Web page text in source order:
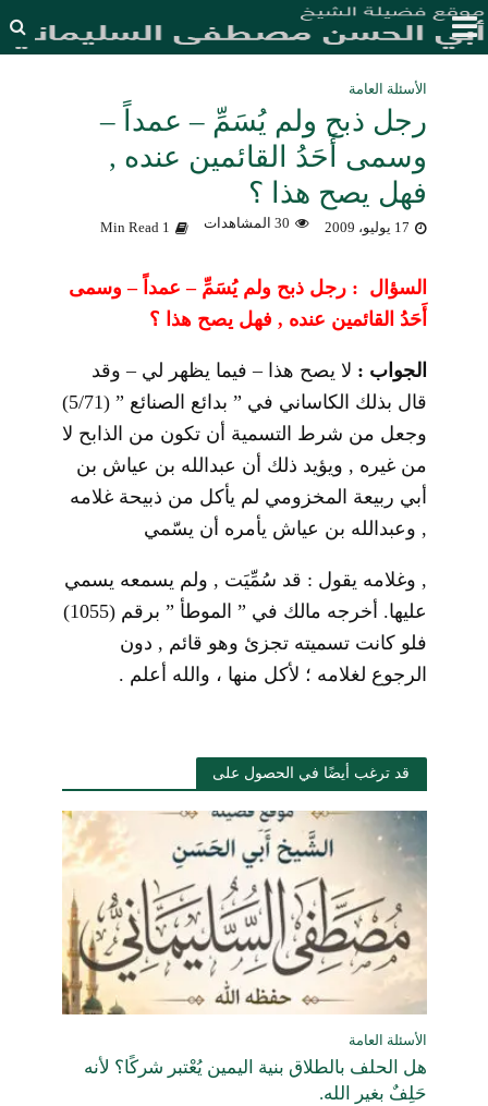
الأسئلة العامة
رجل ذبح ولم يُسَمِّ – عمداً –
وسمى أَحَدُ القائمين عنده ,
فهل يصح هذا ؟
17 يوليو، 2009 30 المشاهدات 1 Min Read
السؤال : رجل ذبح ولم يُسَمِّ – عمداً – وسمى
أَحَدُ القائمين عنده , فهل يصح هذا ؟
الجواب : لا يصح هذا – فيما يظهر لي – وقد
قال بذلك الكاساني في ” بدائع الصنائع ” (5/71)
وجعل من شرط التسمية أن تكون من الذابح لا
من غيره , ويؤيد ذلك أن عبدالله بن عياش بن
أبي ربيعة المخزومي لم يأكل من ذبيحة غلامه
, وعبدالله بن عياش يأمره أن يسّمي
, وغلامه يقول : قد سُمِّيَت , ولم يسمعه يسمي
عليها. أخرجه مالك في ” الموطأ ” برقم (1055)
فلو كانت تسميته تجزئ وهو قائم , دون
الرجوع لغلامه ؛ لأكل منها ، والله أعلم .
قد ترغب أيضًا في الحصول على
الأسئلة العامة
هل الحلف بالطلاق بنية اليمين يُعْتبر شركًا؟ لأنه
حَلِفٌ بغير الله.